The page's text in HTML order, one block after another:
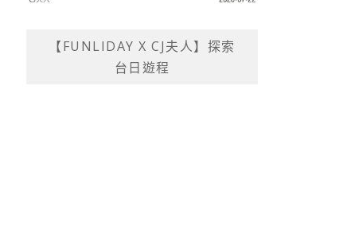
【FUNLIDAY X CJ夫人】探索
台日遊程